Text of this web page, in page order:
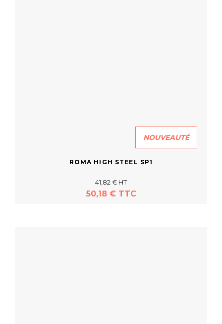
NOUVEAUTÉ
ROMA HIGH STEEL SP1
41,82 € HT
50,18 € TTC